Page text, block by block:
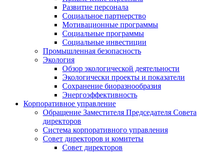
Развитие персонала
Социальное партнерство
Мотивационные программы
Социальные программы
Социальные инвестиции
Промышленная безопасность
Экология
Обзор экологической деятельности
Экологически проекты и показатели
Сохранение биоразнообразия
Энергоэффективность
Корпоративное управление
Обращение Заместителя Председателя Совета
директоров
Система корпоративного управления
Совет директоров и комитеты
Совет директоров